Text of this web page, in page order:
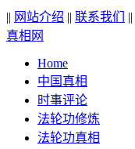
|| 网站介绍 || 联系我们 ||
真相网
Home
中国真相
时事评论
法轮功修炼
法轮功真相